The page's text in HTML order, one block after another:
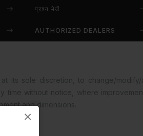
×
प्रश्न भेजें
AUTHORIZED DEALERS
and dimensions.